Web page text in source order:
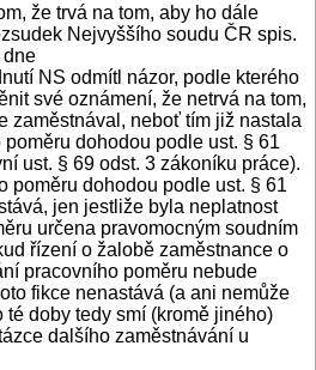
že trvá na tom, aby ho dále
Nejvyššího soudu ČR spis.
dne
NS odmítl názor, podle kterého
své oznámení, že netrvá na tom,
zaměstnával, neboť tím již nastala
dohodou podle ust. § 61
ust. § 69 odst. 3 zákoníku práce).
poměru dohodou podle ust. § 61
jen jestliže byla neplatnost
určena pravomocným soudním
řízení o žalobě zaměstnance o
pracovního poměru nebude
fikce nenastává (a ani nemůže
té doby tedy smí (kromě jiného)
dalšího zaměstnávání u